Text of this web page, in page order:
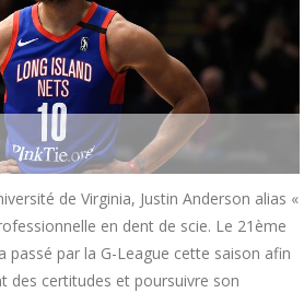
de Virginia, Justin Anderson alias «
en dent de scie. Le 21ème
passé par la G-League cette saison afin
des certitudes et poursuivre son